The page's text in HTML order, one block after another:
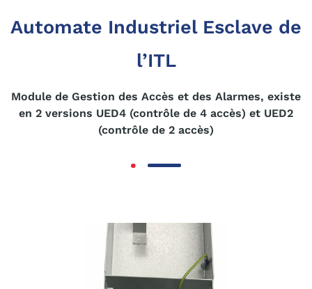
Automate Industriel Esclave de
l’ITL
Module de Gestion des Accès et des Alarmes, existe
en 2 versions UED4 (contrôle de 4 accès) et UED2
(contrôle de 2 accès)